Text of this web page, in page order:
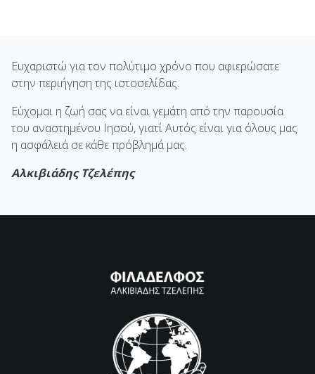
Ευχαριστώ για τον πολύτιμο χρόνο που αφιερώσατε
στην περιήγηση της ιστοσελίδας.
Εύχομαι η ζωή σας να είναι γεμάτη από την παρουσία
του αναστημένου Ιησού, γιατί Αυτός είναι για όλους μας
η ασφάλειά σε κάθε πρόβλημά μας.
Αλκιβιάδης Τζελέπης